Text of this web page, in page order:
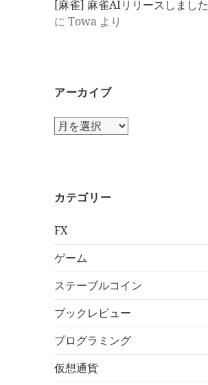
[麻雀] 麻雀AIリリースしました
にTowa より
アーカイブ
ア
ブ
カテゴリー
FX
ゲーム
ステーブルコイン
ブックレビュー
プログラミング
仮想通貨